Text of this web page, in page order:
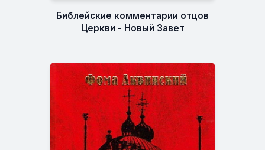
Библейские комментарии отцов
Церкви - Новый Завет